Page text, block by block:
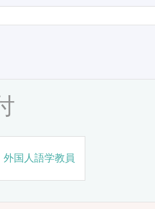
国人語学教員